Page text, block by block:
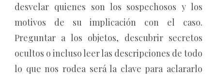
desvelar quienes son los sospechosos y los
motivos de su implicación con el caso.
Preguntar a los objetos, descubrir secretos
ocultos o incluso leer las descripciones de todo
lo que nos rodea será la clave para aclararlo